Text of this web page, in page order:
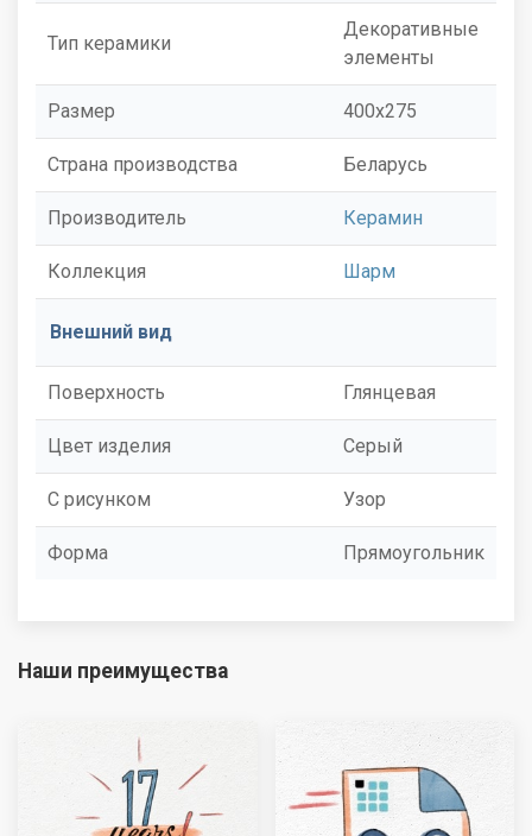
Тип керамики
Декоративные
элементы
Размер 400x275
Страна производства Беларусь
Производитель Керамин
Коллекция Шарм
Внешний вид
Поверхность Глянцевая
Цвет изделия Серый
С рисунком Узор
Форма Прямоугольник
Наши преимущества